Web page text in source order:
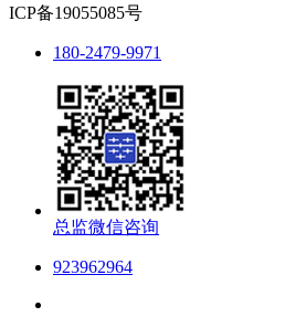
ICP备19055085号
180-2479-9971
总监微信咨询
923962964